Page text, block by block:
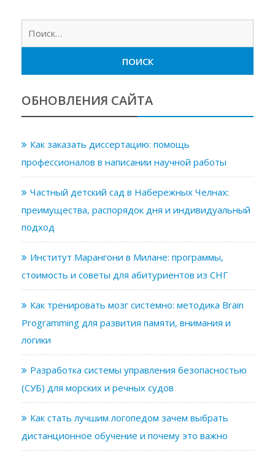
ОБНОВЛЕНИЯ САЙТА
Как заказать диссертацию: помощь
профессионалов в написании научной работы
Частный детский сад в Набережных Челнах:
преимущества, распорядок дня и индивидуальный
подход
Институт Марангони в Милане: программы,
стоимость и советы для абитуриентов из СНГ
Как тренировать мозг системно: методика Brain
Programming для развития памяти, внимания и
логики
Разработка системы управления безопасностью
(СУБ) для морских и речных судов
Как стать лучшим логопедом зачем выбрать
дистанционное обучение и почему это важно